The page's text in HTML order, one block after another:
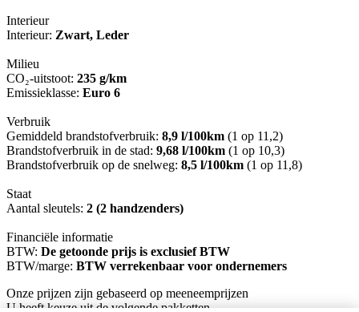
Interieur
Interieur: Zwart, Leder
Milieu
CO₂-uitstoot: 235 g/km
Emissieklasse: Euro 6
Verbruik
Gemiddeld brandstofverbruik: 8,9 l/100km (1 op 11,2)
Brandstofverbruik in de stad: 9,68 l/100km (1 op 10,3)
Brandstofverbruik op de snelweg: 8,5 l/100km (1 op 11,8)
Staat
Aantal sleutels: 2 (2 handzenders)
Financiële informatie
BTW: De getoonde prijs is exclusief BTW
BTW/marge: BTW verrekenbaar voor ondernemers
Onze prijzen zijn gebaseerd op meeneemprijzen
U heeft keuze uit de volgende pakketten